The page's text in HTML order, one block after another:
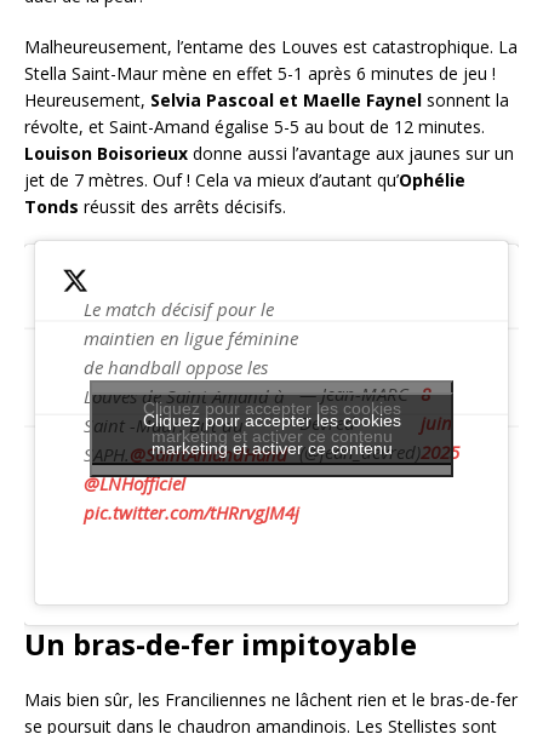
Malheureusement, l’entame des Louves est catastrophique. La
Stella Saint-Maur mène en effet 5-1 après 6 minutes de jeu !
Heureusement, Selvia Pascoal et Maelle Faynel sonnent la
révolte, et Saint-Amand égalise 5-5 au bout de 12 minutes.
Louison Boisorieux donne aussi l’avantage aux jaunes sur un
jet de 7 mètres. Ouf ! Cela va mieux d’autant qu’Ophélie
Tonds réussit des arrêts décisifs.
Le match décisif pour le
maintien en ligue féminine
de handball oppose les
Louves de Saint Amand à
Saint -Maur. But du
SAPH.@SaintAmandHand
@LNHofficiel
pic.twitter.com/tHRrvgJM4j
— Jean-MARC
Devred
(@jean_devred)
8
juin
2025
Cliquez pour accepter les cookies
marketing et activer ce contenu
Cliquez pour accepter les cookies
marketing et activer ce contenu
Un bras-de-fer impitoyable
Mais bien sûr, les Franciliennes ne lâchent rien et le bras-de-fer
se poursuit dans le chaudron amandinois. Les Stellistes sont